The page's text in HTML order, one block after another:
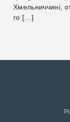
Хмельниччині,
го […]